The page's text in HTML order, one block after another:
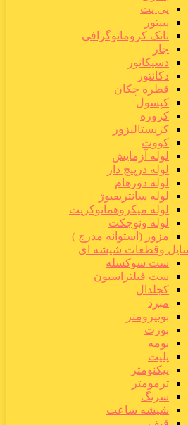
پی پت
پیپتور
تانک کروماتوگرافی
جار
دسیکاتور
دکانتور
قطره چکان
کپسول
کروزه
کریستالیزور
کووت
لوله آزمایش
لوله درپیچ دار
لوله دورهام
لوله سانتریفیوژ
لوله میکروهماتوکریت
لوله ونوجکت
مزور (استوانه مدرج )
وقطعات شیشه ای
ست سوکسله
ست فیلتراسیون
کجلدال
مبرد
بوتیرومتر
بورت
بومه
پلیت
پیکنومتر
ترمومتر
سرنگ
شیشه ساعت